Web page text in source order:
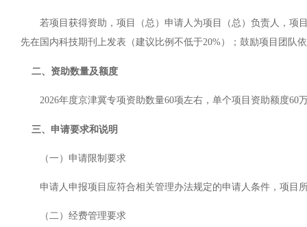
若项目获得资助，项目（总）申请人为项目（总）负责人，项
先在国内科技期刊上发表（建议比例不低于20%）；鼓励项目团队
二、资助数量及额度
2026年度京津冀专项资助数量60项左右，单个项目资助额度60
三、申请要求和说明
（一）申请限制要求
申请人申报项目应符合相关管理办法规定的申请人条件，项目
（二）经费管理要求